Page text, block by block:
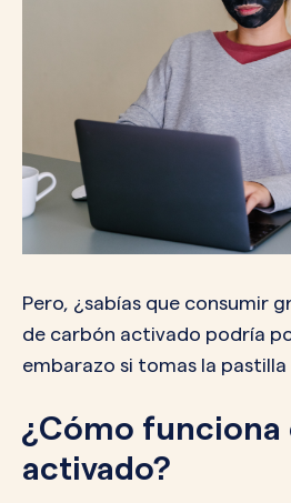
Pero, ¿sabías que consumir
de carbón activado podría
embarazo si tomas la
¿Cómo funciona
activado?